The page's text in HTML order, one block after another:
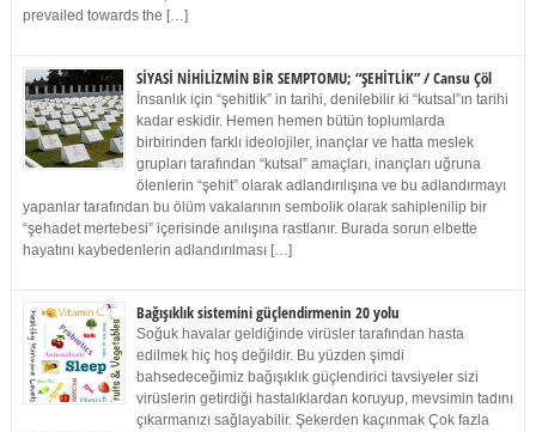
prevailed towards the […]
SİYASİ NİHİLİZMİN BİR SEMPTOMU; “ŞEHİTLİK” / Cansu Çöl
İnsanlık için “şehitlik” in tarihi, denilebilir ki “kutsal”ın tarihi
kadar eskidir. Hemen hemen bütün toplumlarda
birbirinden farklı ideolojiler, inançlar ve hatta meslek
grupları tarafından “kutsal” amaçları, inançları uğruna
ölenlerin “şehit” olarak adlandırılışına ve bu adlandırmayı
yapanlar tarafından bu ölüm vakalarının sembolik olarak sahiplenilip bir
“şehadet mertebesi” içerisinde anılışına rastlanır. Burada sorun elbette
hayatını kaybedenlerin adlandırılması […]
Bağışıklık sistemini güçlendirmenin 20 yolu
Soğuk havalar geldiğinde virüsler tarafından hasta
edilmek hiç hoş değildir. Bu yüzden şimdi
bahsedeceğimiz bağışıklık güçlendirici tavsiyeler sizi
virüslerin getirdiği hastalıklardan koruyup, mevsimin tadını
çıkarmanızı sağlayabilir. Şekerden kaçınmak Çok fazla